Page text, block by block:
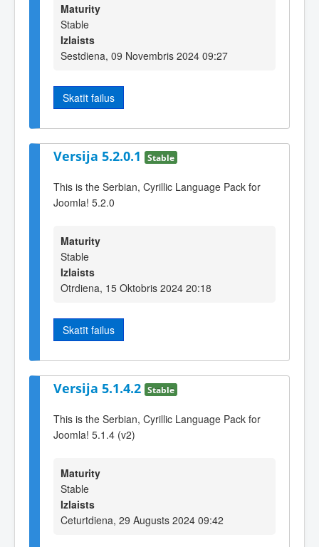
Maturity
Stable
Izlaists
Sestdiena, 09 Novembris 2024 09:27
Skatīt failus
Versija 5.2.0.1 Stable
This is the Serbian, Cyrillic Language Pack for
Joomla! 5.2.0
Maturity
Stable
Izlaists
Otrdiena, 15 Oktobris 2024 20:18
Skatīt failus
Versija 5.1.4.2 Stable
This is the Serbian, Cyrillic Language Pack for
Joomla! 5.1.4 (v2)
Maturity
Stable
Izlaists
Ceturtdiena, 29 Augusts 2024 09:42